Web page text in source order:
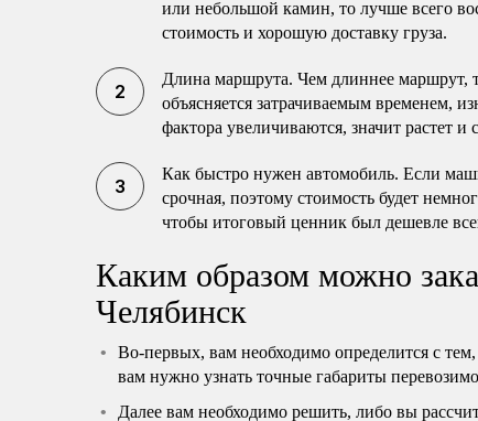
или небольшой камин, то лучше всего
стоимость и хорошую доставку груза.
Длина маршрута. Чем длиннее маршрут,
объясняется затрачиваемым временем,
фактора увеличиваются, значит растет и
Как быстро нужен автомобиль. Если
срочная, поэтому стоимость будет
чтобы итоговый ценник был дешевле
Каким образом можно
Челябинск
Во-первых, вам необходимо определится с
вам нужно узнать точные габариты
Далее вам необходимо решить, либо вы